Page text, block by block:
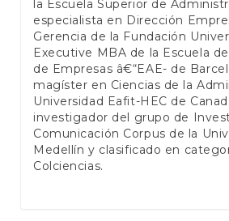
la Escuela Superior de
especialista en Dirección
Gerencia de la Fundación
Executive MBA de la Escuela
de Empresas â€“EAE- de
magíster en Ciencias de la
Universidad Eafit-HEC de
investigador del grupo de
Comunicación Corpus de la
Medellín y clasificado en
Colciencias.